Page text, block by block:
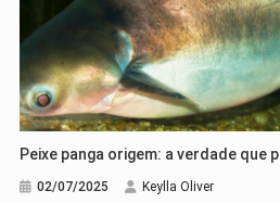
Peixe panga origem: a verdade que
02/07/2025 Keylla Oliver